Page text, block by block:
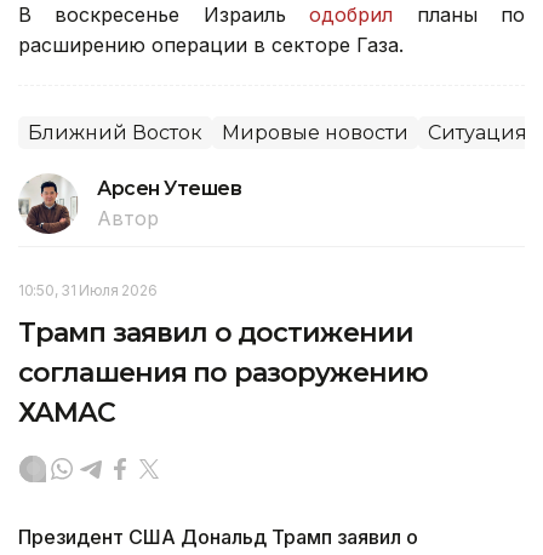
В воскресенье Израильодобрил планы по
расширению операции в секторе Газа.
Ближний Восток Мировые новости Ситуация
Арсен Утешев
Автор
10:50, 31 Июля 2026
Трамп заявил о достижении
соглашения по разоружению
ХАМАС
Президент США Дональд Трамп заявил о